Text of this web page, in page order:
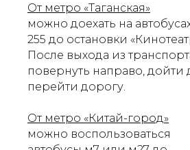
От метро «Таганская»
можно доехать на
255 до остановки
После выхода из
повернуть направо, дойти
перейти дорогу.
От метро «Китай-город»
можно воспользоваться